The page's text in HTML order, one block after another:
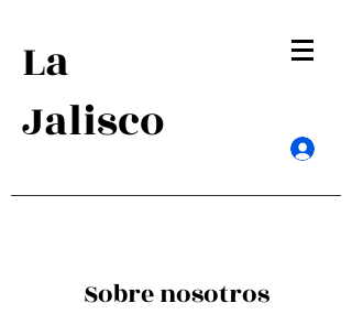
La
Jalisco
Sobre nosotros